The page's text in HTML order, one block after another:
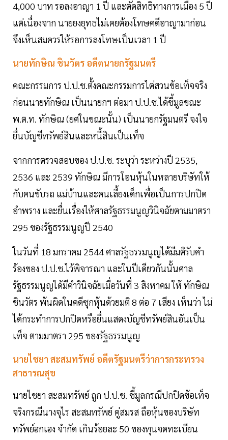
4,000 บาท รอลงอาญา 1 ปี และตัดสิทธิทางการเมือง 5 ปี
แต่เนื่องจาก นายยงยุทธไม่เคยต้องโทษคดีอาญามาก่อน
จึงเห็นสมควรให้รอการลงโทษเป็นเวลา 1 ปี
นายทักษิณ ชินวัตร อดีตนายกรัฐมนตรี
คณะกรรมการ ป.ป.ช.ตั้งคณะกรรมการไต่สวนข้อเท็จจริง
ก่อนนายทักษิณ เป็นนายกฯ ต่อมา ป.ป.ช.ได้ชี้มูลขณะ
พ.ต.ท. ทักษิณ (ยศในขณะนั้น) เป็นนายกรัฐมนตรี จงใจ
ยื่นบัญชีทรัพย์สินและหนี้สินเป็นเท็จ
จากการตรวจสอบของ ป.ป.ช. ระบุว่า ระหว่างปี 2535,
2536 และ 2539 ทักษิณ มีการโอนหุ้นในหลายบริษัทให้
กับคนขับรถ แม่บ้านและคนเลี้ยงเด็กเพื่อเป็นการปกปิด
อำพราง และยื่นเรื่องให้ศาลรัฐธรรมนูญวินิจฉัยตามมาตรา
295 ของรัฐธรรมนูญปี 2540
ในวันที่ 18 มกราคม 2544 ศาลรัฐธรรมนูญได้มีมติรับคำ
ร้องของ ป.ป.ช.ไว้พิจารณา และในปีเดียวกันนั้นศาล
รัฐธรรมนูญได้มีคำวินิจฉัยเมื่อวันที่ 3 สิงหาคม ให้ ทักษิณ
ชินวัตร พ้นผิดในคดีซุกหุ้นด้วยมติ 8 ต่อ 7 เสียง เห็นว่า ไม่
ได้กระทำการปกปิดหรือยื่นแสดงบัญชีทรัพย์สินอันเป็น
เท็จ ตามมาตรา 295 ของรัฐธรรมนูญ
นายไชยา สะสมทรัพย์ อดีตรัฐมนตรีว่าการกระทรวง
สาธารณสุข
นายไชยา สะสมทรัพย์ ถูก ป.ป.ช. ชี้มูลกรณีปกปิดข้อเท็จ
จริงกรณีนางจุไร สะสมทรัพย์ คู่สมรส ถือหุ้นของบริษัท
ทรัพย์ฮกเฮง จำกัด เกินร้อยละ 50 ของทุนจดทะเบียน